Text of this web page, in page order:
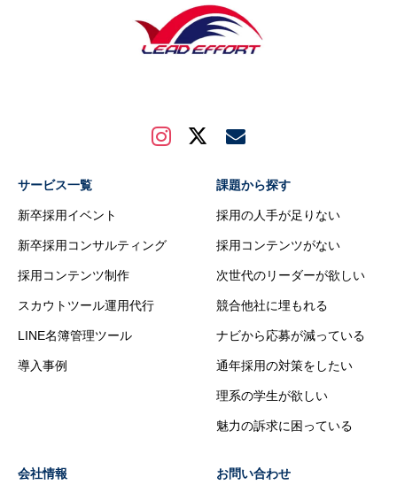
サービス一覧
新卒採用イベント
新卒採用コンサルティング
採用コンテンツ制作
スカウトツール運用代行
LINE名簿管理ツール
導入事例
課題から探す
採用の人手が足りない
採用コンテンツがない
次世代のリーダーが欲しい
競合他社に埋もれる
ナビから応募が減っている
通年採用の対策をしたい
理系の学生が欲しい
魅力の訴求に困っている
会社情報 お問い合わせ